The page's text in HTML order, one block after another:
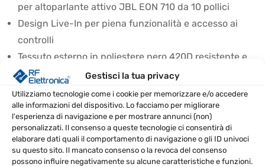
Gestisci la tua privacy
Utilizziamo tecnologie come i cookie per memorizzare e/o accedere
alle informazioni del dispositivo. Lo facciamo per migliorare
l'esperienza di navigazione e per mostrare annunci (non)
personalizzati. Il consenso a queste tecnologie ci consentirà di
elaborare dati quali il comportamento di navigazione o gli ID univoci
su questo sito. Il mancato consenso o la revoca del consenso
possono influire negativamente su alcune caratteristiche e funzioni.
per altoparlante attivo JBL EON 710 da 10 pollici
Design Live-In per piena funzionalità e accesso ai
controlli
Tessuto esterno in poliestere nero 420D resistente e
impermeabile
Tessuto interno morbido in poliestere 210D con
imbottitura protettiva in schiuma da 5 mm
Maniglia singola e ritagli per montaggio su fly-mount
Lembo di copertura arrotolabile con gancio e
passante